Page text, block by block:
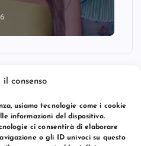
il consenso
usiamo tecnologie come i cookie
informazioni del dispositivo.
ci consentirà di elaborare
o gli ID univoci su questo